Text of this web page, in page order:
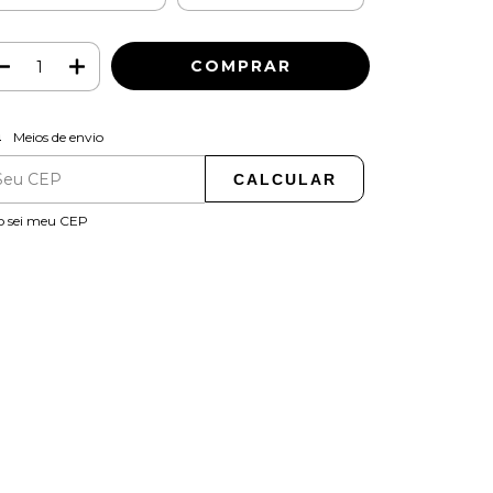
para o CEP:
Meios de envio
CALCULAR
sei meu CEP